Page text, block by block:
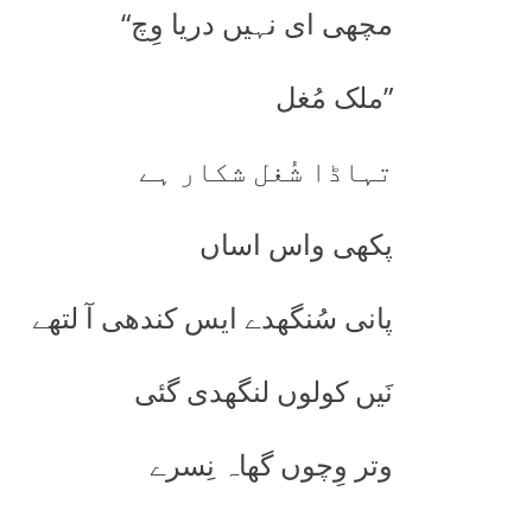
مچھی ای نہیں دریا وِچ“
”ملک مُغل
تہاڈا شُغل شکار ہے
پکھی واس اساں
پانی سُنگھدے ایس کندھی آ لتھے
نَیں کولوں لنگھدی گئی
وتر وِچوں گھاہ نِسرے